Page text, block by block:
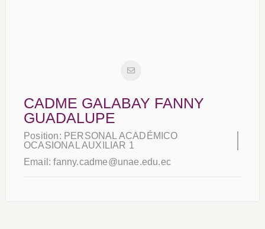
CADME GALABAY FANNY
GUADALUPE
Position: PERSONAL ACADÉMICO
OCASIONAL AUXILIAR 1
Email:fanny.cadme@unae.edu.ec